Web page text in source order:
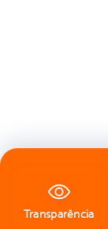
Transparência